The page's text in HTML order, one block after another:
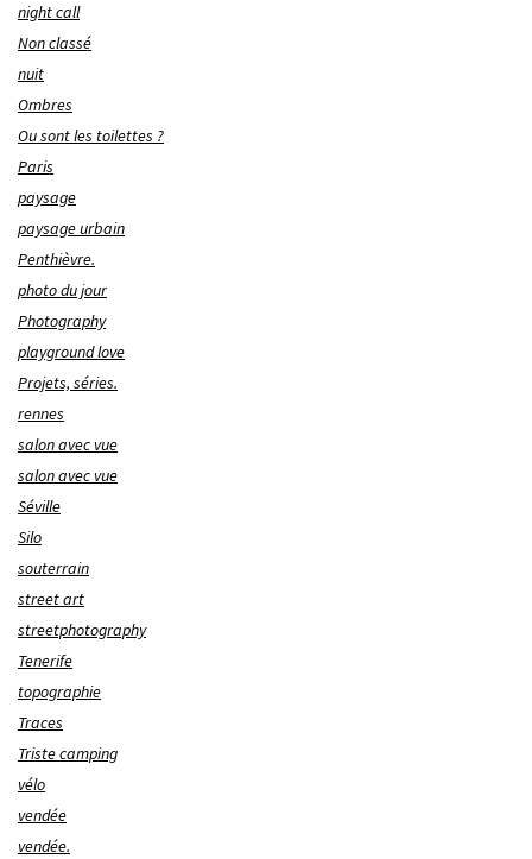
night call
Non classé
nuit
Ombres
Ou sont les toilettes ?
Paris
paysage
paysage urbain
Penthièvre.
photo du jour
Photography
playground love
Projets, séries.
rennes
salon avec vue
salon avec vue
Séville
Silo
souterrain
street art
streetphotography
Tenerife
topographie
Traces
Triste camping
vélo
vendée
vendée.